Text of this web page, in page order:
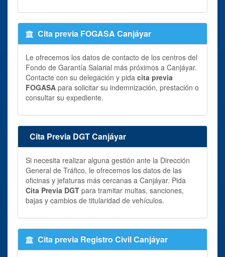
Cita previa FOGASA Canjáyar
Le ofrecemos los datos de contacto de los centros del
Fondo de Garantía Salarial más próximos a Canjáyar.
Contacte con su delegación y pida cita previa
FOGASA para solicitar su indemnización, prestación o
consultar su expediente.
Cita Previa DGT Canjáyar
Si necesita realizar alguna gestión ante la Dirección
General de Tráfico, le ofrecemos los datos de las
oficinas y jefaturas más cercanas a Canjáyar. Pida
Cita Previa DGT para tramitar multas, sanciones,
bajas y cambios de titularidad de vehículos.
Cita previa Registro Civil Canjáyar